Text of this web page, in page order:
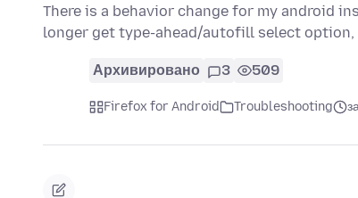
There is a behavior change for my android
longer get type-ahead/autofill select
Архивировано 3 509
Firefox for Android Troubleshooting